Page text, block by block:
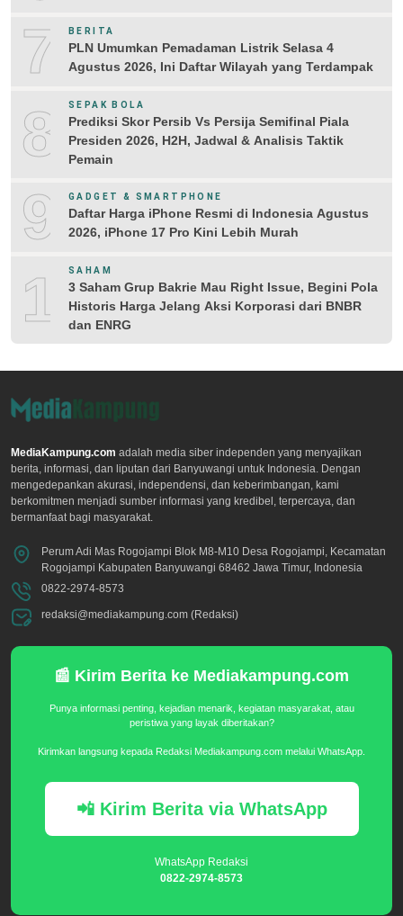
7 BERITA
PLN Umumkan Pemadaman Listrik Selasa 4
Agustus 2026, Ini Daftar Wilayah yang Terdampak
8 SEPAK BOLA
Prediksi Skor Persib Vs Persija Semifinal Piala
Presiden 2026, H2H, Jadwal & Analisis Taktik
Pemain
9 GADGET & SMARTPHONE
Daftar Harga iPhone Resmi di Indonesia Agustus
2026, iPhone 17 Pro Kini Lebih Murah
10
SAHAM
3 Saham Grup Bakrie Mau Right Issue, Begini Pola
Historis Harga Jelang Aksi Korporasi dari BNBR
dan ENRG
MediaKampung.com adalah media siber independen yang menyajikan
berita, informasi, dan liputan dari Banyuwangi untuk Indonesia. Dengan
mengedepankan akurasi, independensi, dan keberimbangan, kami
berkomitmen menjadi sumber informasi yang kredibel, terpercaya, dan
bermanfaat bagi masyarakat.
Perum Adi Mas Rogojampi Blok M8-M10 Desa Rogojampi, Kecamatan
Rogojampi Kabupaten Banyuwangi 68462 Jawa Timur, Indonesia
0822-2974-8573
redaksi@mediakampung.com (Redaksi)
📰 Kirim Berita ke Mediakampung.com
Punya informasi penting, kejadian menarik, kegiatan masyarakat, atau
peristiwa yang layak diberitakan?
Kirimkan langsung kepada Redaksi Mediakampung.com melalui WhatsApp.
📲 Kirim Berita via WhatsApp
WhatsApp Redaksi
0822-2974-8573